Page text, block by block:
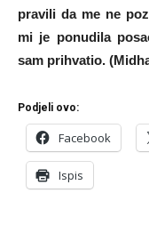
pravili da me ne
mi je ponudila
sam prihvatio.
Podjeli ovo:
Facebook
Ispis